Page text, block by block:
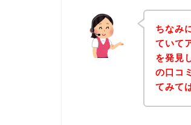
ちなみ
ていて
を発見
の口コ
てみて